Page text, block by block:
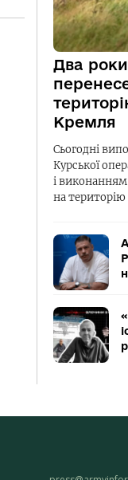
Два роки
Кремля
Сьогодні
Курської
і виконанням
на